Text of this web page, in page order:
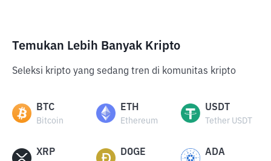
Temukan Lebih Banyak Kripto
Seleksi kripto yang sedang tren di komunitas kripto
BTC
Bitcoin
ETH
Ethereum
USDT
Tether USDT
XRP DOGE ADA